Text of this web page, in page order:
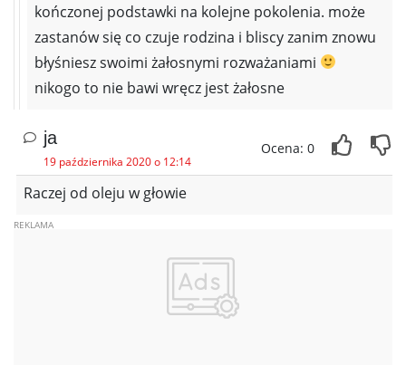
kończonej podstawki na kolejne pokolenia. może
zastanów się co czuje rodzina i bliscy zanim znowu
błyśniesz swoimi żałosnymi rozważaniami
nikogo to nie bawi wręcz jest żałosne
ja
19 października 2020 o 12:14
Ocena: 0
Raczej od oleju w głowie